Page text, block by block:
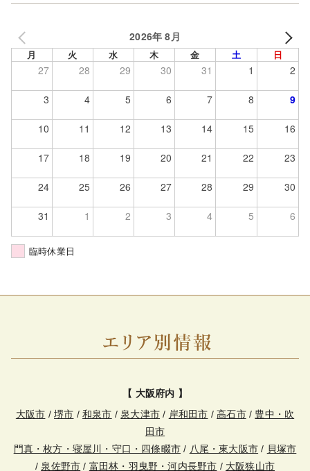
2026年 8月
月 火 水 木 金 土 日
27 28 29 30 31 1 2
3 4 5 6 7 8 9
10 11 12 13 14 15 16
17 18 19 20 21 22 23
24 25 26 27 28 29 30
31 1 2 3 4 5 6
臨時休業日
【 大阪府内 】
大阪市 /堺市 /和泉市 / 泉大津市 / 岸和田市 /高石市/ 豊中・吹
田市
門真・枚方・寝屋川・守口・四條畷市 / 八尾・東大阪市 / 貝塚市
/ 泉佐野市 / 富田林・羽曳野・河内長野市 / 大阪狭山市